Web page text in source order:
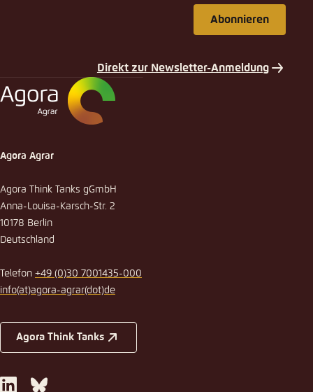
Abonnieren
Direkt zur Newsletter-Anmeldung
Agora Agrar
Agora Think Tanks gGmbH
Anna-Louisa-Karsch-Str. 2
10178 Berlin
Deutschland
Telefon +49 (0)30 7001435-000
info(at)agora-agrar(dot)de
Agora Think Tanks